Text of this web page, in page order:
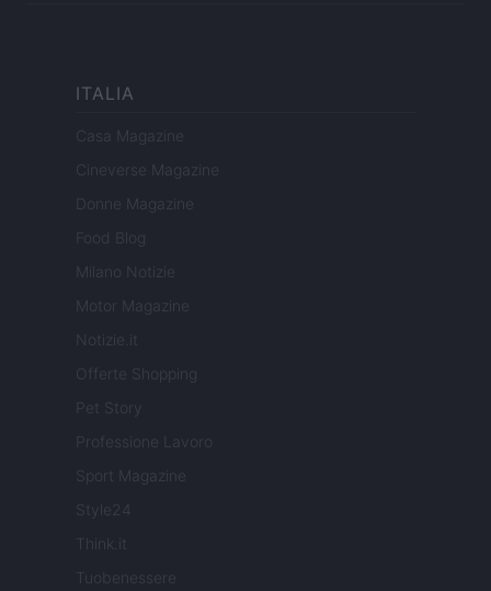
ITALIA
Casa Magazine
Cineverse Magazine
Donne Magazine
Food Blog
Milano Notizie
Motor Magazine
Notizie.it
Offerte Shopping
Pet Story
Professione Lavoro
Sport Magazine
Style24
Think.it
Tuobenessere